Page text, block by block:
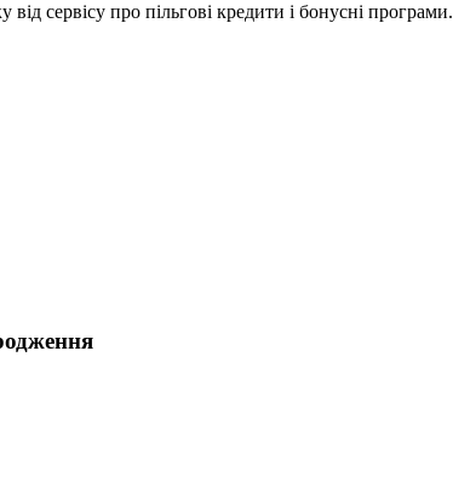
сервісу про пільгові кредити і бонусні програми.